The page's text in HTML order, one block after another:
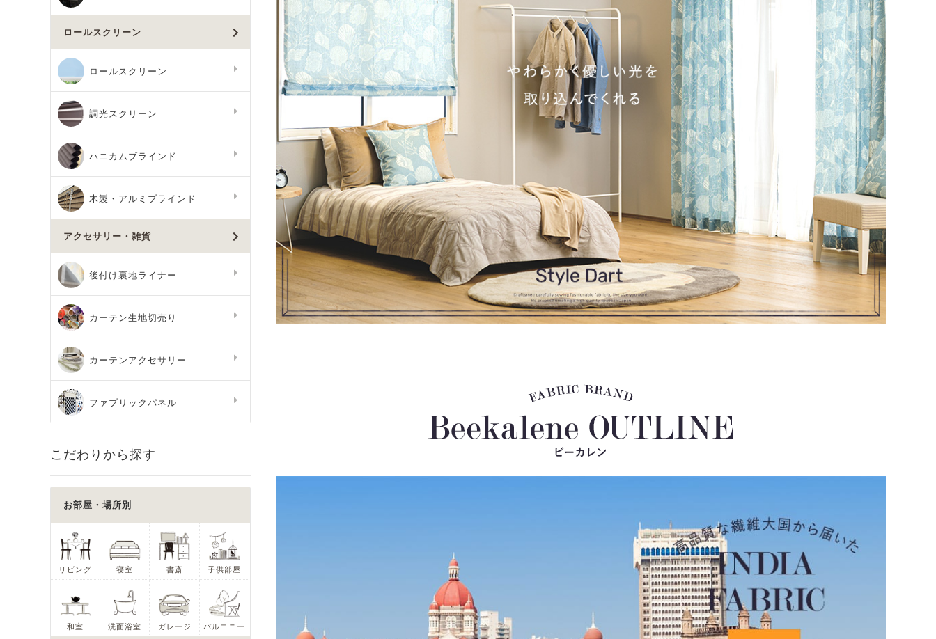
ロールスクリーン
ロールスクリーン
調光スクリーン
ハニカムブラインド
木製・アルミブラインド
アクセサリー・雑貨
後付け裏地ライナー
カーテン生地切売り
カーテンアクセサリー
ファブリックパネル
こだわりから探す
お部屋・場所別
リビング 寝室 書斎 子供部屋
和室 洗面浴室 ガレージ バルコニー